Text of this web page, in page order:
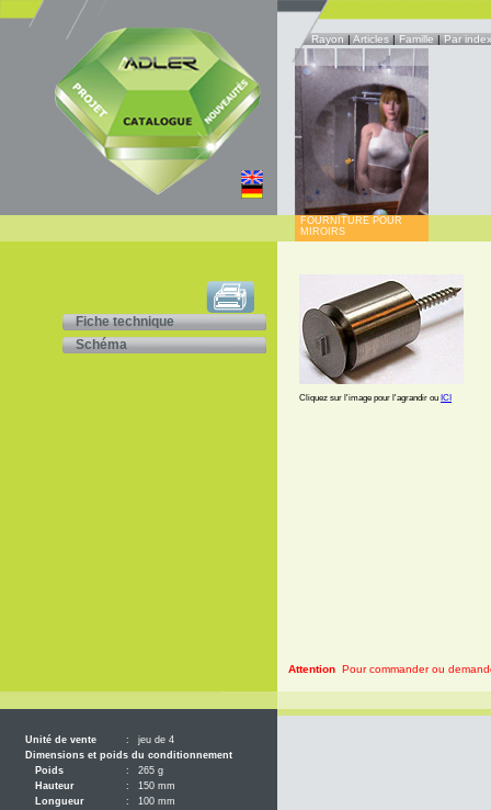
Rayon|Articles|Famille|Par index
Fiche technique
Schéma
Unité de vente :
jeu de 4
Dimensions et poids du conditionnement
Poids
:
265 g
Hauteur
:
150 mm
Longueur
:
100 mm
FOURNITURE POUR
MIROIRS
Cliquez sur l'image pour l'agrandir ou ICI
Attention Pour commander ou